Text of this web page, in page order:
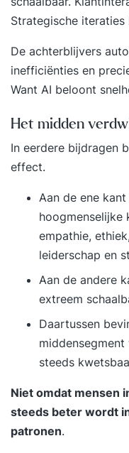
Strategische iteraties
De achterblijvers
inefficiënties en
Want AI beloont
Het midden
In eerdere bijdragen
effect.
Aan de ene
hoogmenselijke
empathie,
leiderschap en
Aan de andere
extreem
Daartussen
steeds
Niet omdat mensen
steeds beter wordt
patronen.